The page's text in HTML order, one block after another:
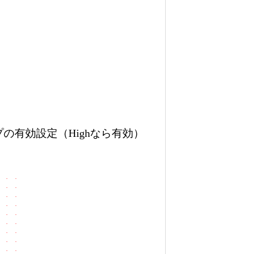
有効設定（Highなら有効）